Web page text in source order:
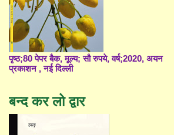
पृष्ठ;80 पेपर बैक, मूल्य; सौ रुपये, वर्ष;2020, अयन
प्रकाशन , नई दिल्ली
बन्द कर लो द्वार